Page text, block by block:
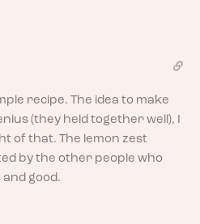
recipe. The idea to make
(they held together well), I
of that. The lemon zest
by the other people who
and good.